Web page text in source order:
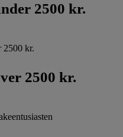
2500 kr.
2500 kr.